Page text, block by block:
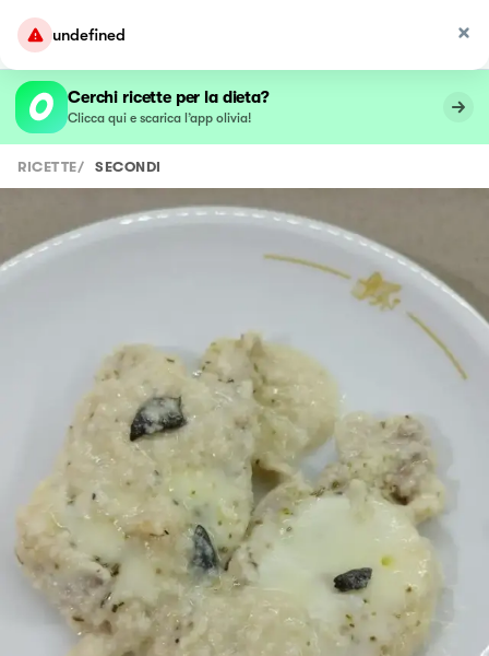
undefined
Cerchi ricette per la dieta?
Clicca qui e scarica l’app olivia!
RICETTE/ SECONDI